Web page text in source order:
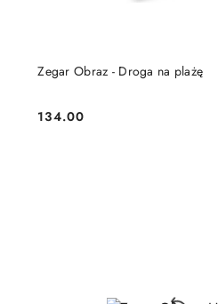
Zegar Obraz - Droga na plażę
Cena:
134.00
DO KOSZYKA